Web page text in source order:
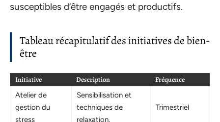
susceptibles d’être engagés et productifs.
Tableau récapitulatif des initiatives de bien-
être
Initiative Description Fréquence
Atelier de
gestion du
stress
Sensibilisation et
techniques de
relaxation.
Trimestriel